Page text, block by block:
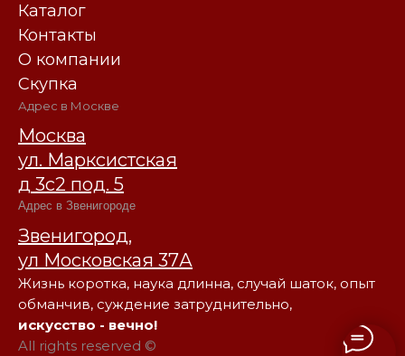
Каталог
Контакты
О компании
Скупка
Адрес в Москве
Москва
ул. Марксистская
д 3с2 под. 5
Адрес в Звенигороде
Звенигород,
ул Московская 37А
Жизнь коротка, наука длинна, случай шаток, опыт
обманчив, суждение затруднительно,
искусство - вечно!
All rights reserved ©